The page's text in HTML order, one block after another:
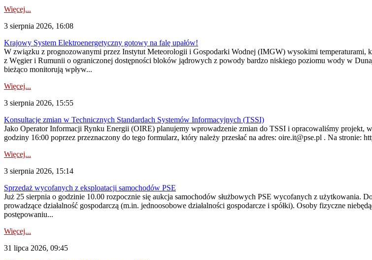
Więcej...
3 sierpnia 2026, 16:08
Krajowy System Elektroenergetyczny gotowy na falę upałów!
W związku z prognozowanymi przez Instytut Meteorologii i Gospodarki Wodnej (IMGW) wysokimi temperaturami,
z Węgier i Rumunii o ograniczonej dostępności bloków jądrowych z powody bardzo niskiego poziomu wody w
bieżąco monitorują wpływ...
Więcej...
3 sierpnia 2026, 15:55
Konsultacje zmian w Technicznych Standardach Systemów Informacyjnych (TSSI)
Jako Operator Informacji Rynku Energii (OIRE) planujemy wprowadzenie zmian do TSSI i opracowaliśmy projekt,
godziny 16:00 poprzez przeznaczony do tego formularz, który należy przesłać na adres: oire.it@pse.pl . Na
Więcej...
3 sierpnia 2026, 15:14
Sprzedaż wycofanych z eksploatacji samochodów PSE
Już 25 sierpnia o godzinie 10.00 rozpocznie się aukcja samochodów służbowych PSE wycofanych z użytkowania.
prowadzące działalność gospodarczą (m.in. jednoosobowe działalności gospodarcze i spółki). Osoby fizyczne
postępowaniu...
Więcej...
31 lipca 2026, 09:45